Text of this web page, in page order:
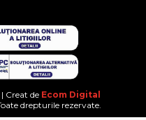
| Creat de Ecom Digital
drepturile rezervate.